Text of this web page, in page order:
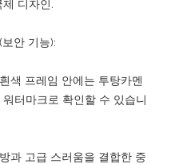
디자인.
보안 기능):
색 프레임 안에는 투탕카멘
워터마크로 확인할 수 있습니
과 고급 스러움을 결합한 중